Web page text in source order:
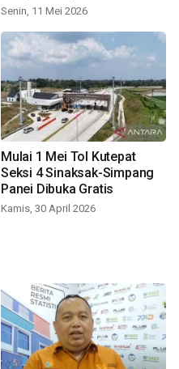
Senin, 11 Mei 2026
Mulai 1 Mei Tol Kutepat
Seksi 4 Sinaksak-Simpang
Panei Dibuka Gratis
Kamis, 30 April 2026